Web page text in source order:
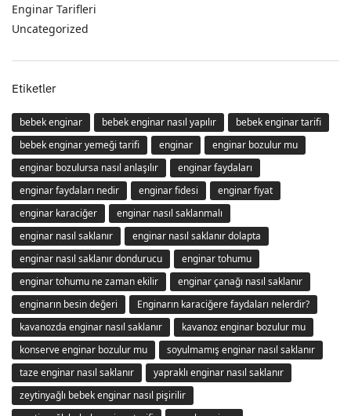
Enginar Tarifleri
Uncategorized
Etiketler
bebek enginar bebek enginar nasıl yapılır
bebek enginar tarifi
bebek enginar yemeği tarifi
enginar
enginar bozulur mu
enginar bozulursa nasıl anlaşılır
enginar faydaları
enginar faydaları nedir
enginar fidesi
enginar fiyat
enginar karaciğer
enginar nasıl saklanmalı
enginar nasıl saklanır
enginar nasıl saklanır dolapta
enginar nasıl saklanır dondurucu
enginar tohumu
enginar tohumu ne zaman ekilir
enginar çanağı nasıl saklanır
enginarın besin değeri
Enginarın karaciğere faydaları nelerdir?
kavanozda enginar nasıl saklanır
kavanoz enginar bozulur mu
konserve enginar bozulur mu
soyulmamış enginar nasıl saklanır
taze enginar nasıl saklanır
yapraklı enginar nasıl saklanır
zeytinyağlı bebek enginar nasıl pişirilir